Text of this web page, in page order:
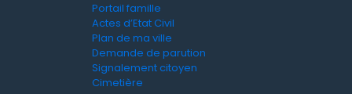
Portail famille
Actes d’Etat Civil
Plan de ma ville
Demande de parution
Signalement citoyen
Cimetière